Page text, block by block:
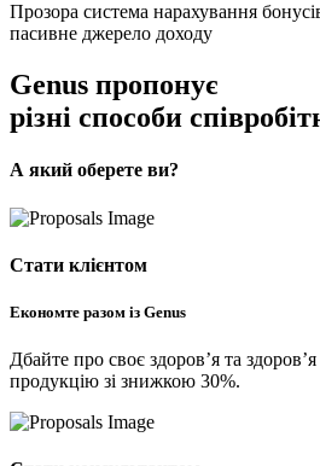
Прозора система нарахування
пасивне джерело доходу
Genus пропонує
різні способи
А який оберете ви?
Стати клієнтом
Економте разом із Genus
Дбайте про своє здоров’я та
продукцію зі знижкою 30%.